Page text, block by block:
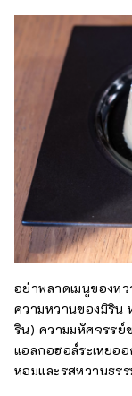
อย่าพลาดเมนูของห
ความหวานของมิริน
ริน) ความมหัศจรรย์
แอลกอฮอล์ระเหยอ
หอมและรสหวานธร